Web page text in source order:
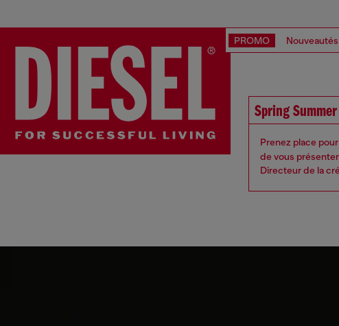
PROMO Nouveautés
Spring
Prenez place
de vous
Directeur de la